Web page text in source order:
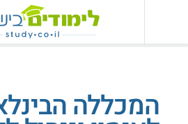
המכללה